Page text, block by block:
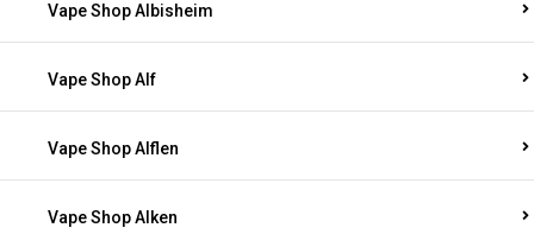
Vape Shop Albisheim
Vape Shop Alf
Vape Shop Alflen
Vape Shop Alken